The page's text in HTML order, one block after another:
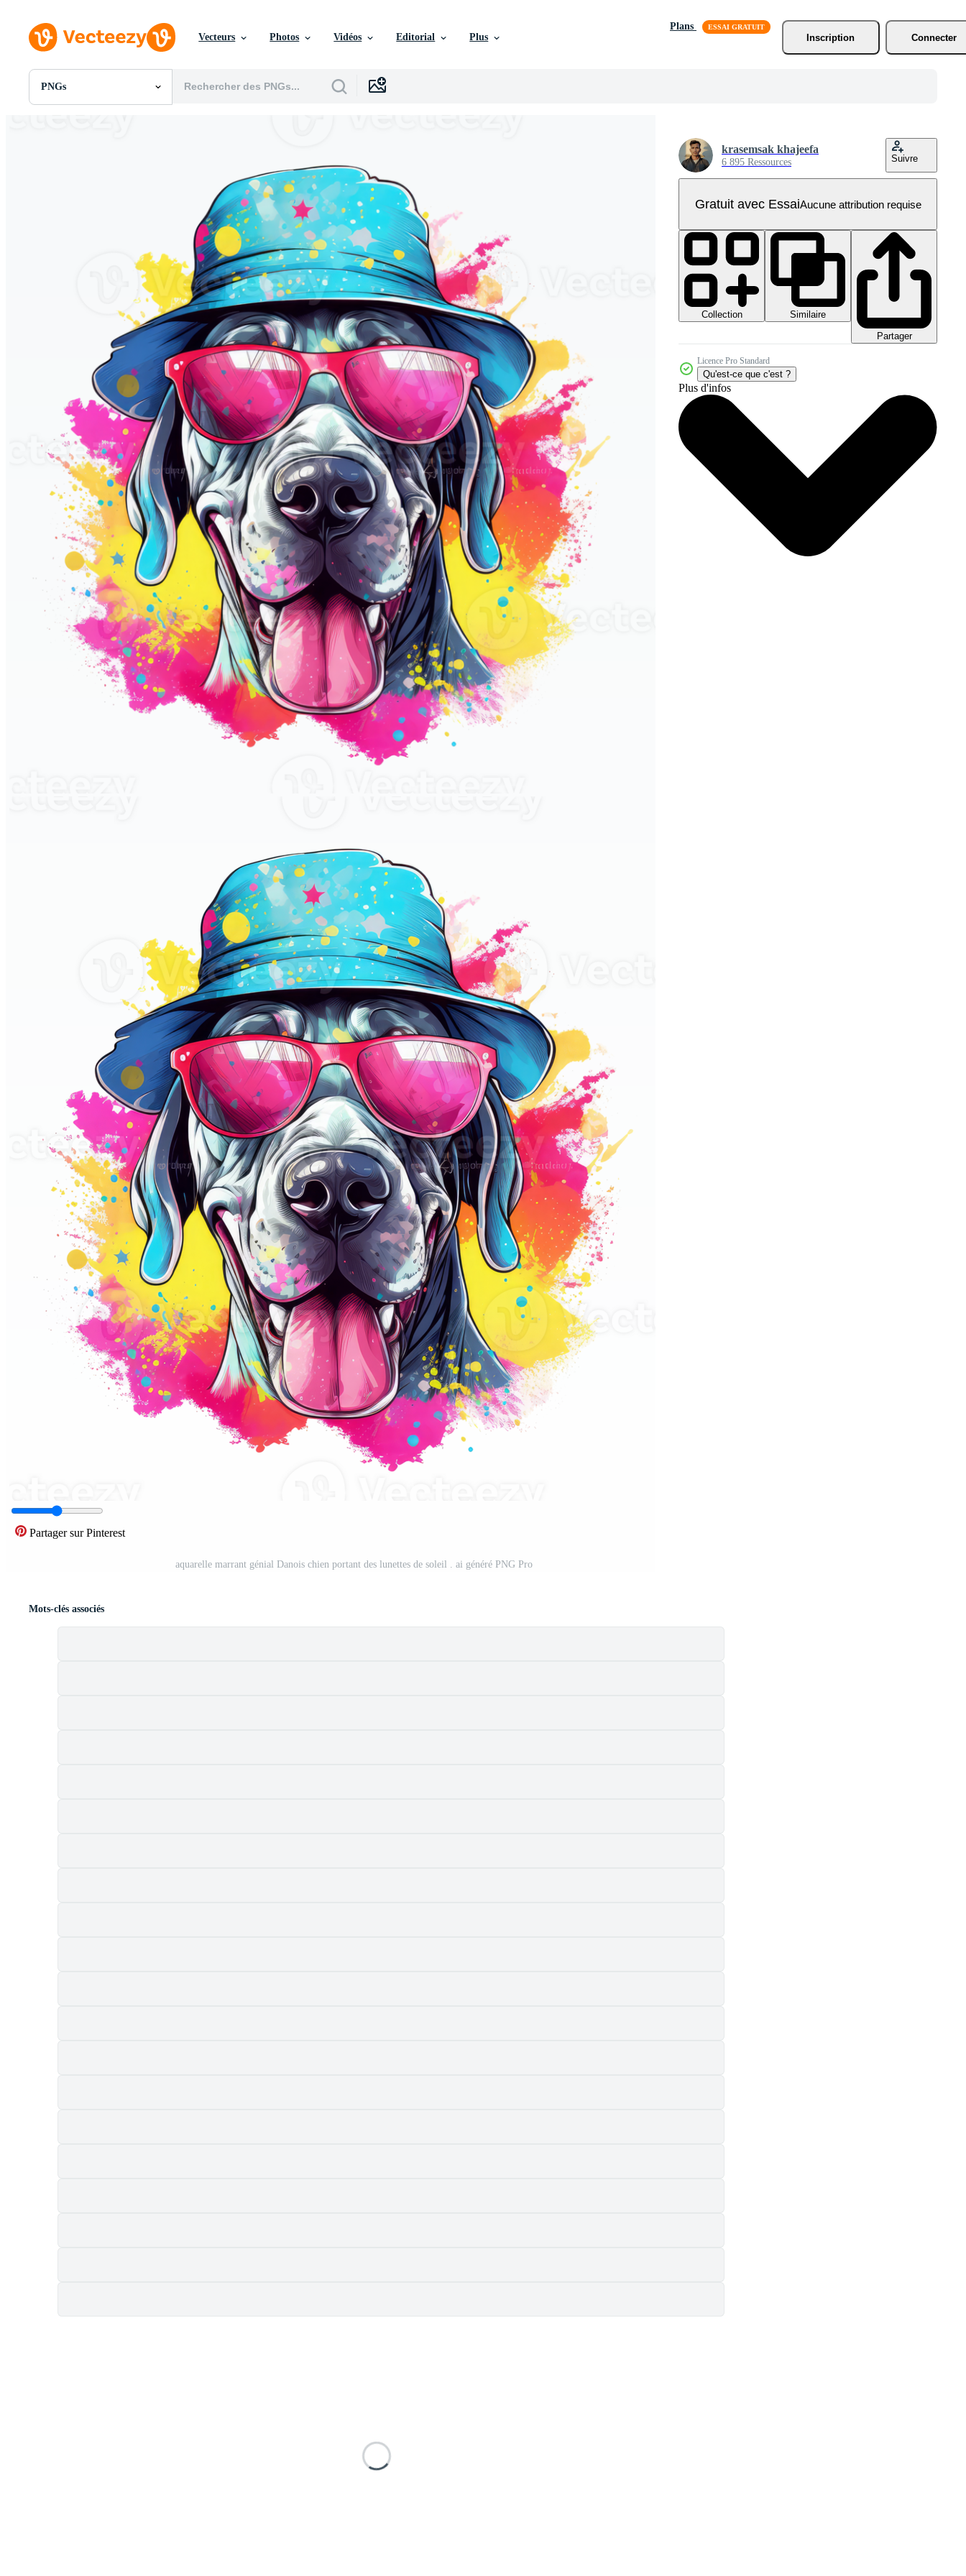
Vecteurs Photos Vidéos Editorial Plus
Plans
Inscription
Connecter
PNGs
Toutes Images
Événements Éditoriaux
Partager sur Pinterest
aquarelle marrant génial Danois chien portant des lunettes de soleil . ai généré PNG Pro
krasemsak khajeefa
6 895 Ressources Suivre
Gratuit avec EssaiAucune attribution requise
Collection
Similaire
Partager
Licence Pro Standard
Qu'est-ce que c'est ?
Plus d'infos
Mots-clés associés